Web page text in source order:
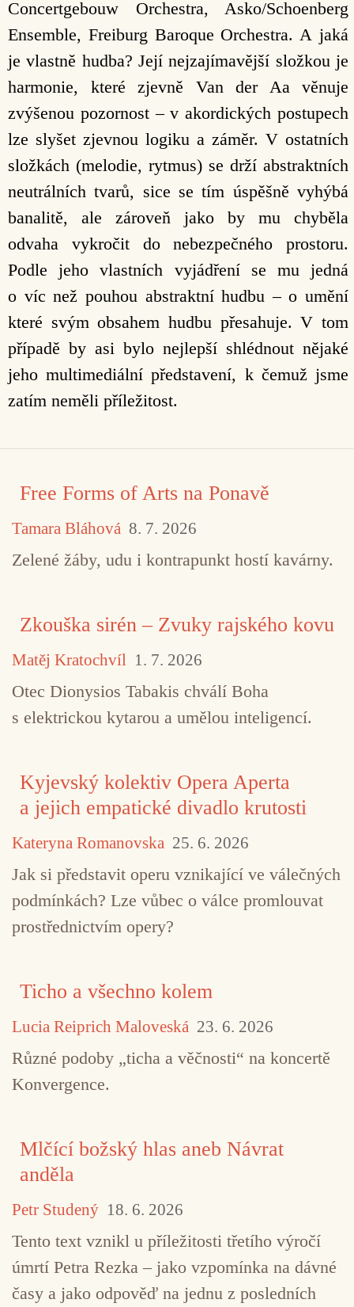
Concertgebouw Orchestra, Asko/Schoenberg
Ensemble, Freiburg Baroque Orchestra. A jaká
je vlastně hudba? Její nejzajímavější složkou je
harmonie, které zjevně Van der Aa věnuje
zvýšenou pozornost – v akordických postupech
lze slyšet zjevnou logiku a záměr. V ostatních
složkách (melodie, rytmus) se drží abstraktních
neutrálních tvarů, sice se tím úspěšně vyhýbá
banalitě, ale zároveň jako by mu chyběla
odvaha vykročit do nebezpečného prostoru.
Podle jeho vlastních vyjádření se mu jedná
o víc než pouhou abstraktní hudbu – o umění
které svým obsahem hudbu přesahuje. V tom
případě by asi bylo nejlepší shlédnout nějaké
jeho multimediální představení, k čemuž jsme
zatím neměli příležitost.
Free Forms of Arts na Ponavě
Tamara Bláhová 8. 7. 2026
Zelené žáby, udu i kontrapunkt hostí kavárny.
Zkouška sirén – Zvuky rajského kovu
Matěj Kratochvíl 1. 7. 2026
Otec Dionysios Tabakis chválí Boha
s elektrickou kytarou a umělou inteligencí.
Kyjevský kolektiv Opera Aperta
a jejich empatické divadlo krutosti
Kateryna Romanovska 25. 6. 2026
Jak si představit operu vznikající ve válečných
podmínkách? Lze vůbec o válce promlouvat
prostřednictvím opery?
Ticho a všechno kolem
Lucia Reiprich Maloveská 23. 6. 2026
Různé podoby „ticha a věčnosti“ na koncertě
Konvergence.
Mlčící božský hlas aneb Návrat
anděla
Petr Studený 18. 6. 2026
Tento text vznikl u příležitosti třetího výročí
úmrtí Petra Rezka – jako vzpomínka na dávné
časy a jako odpověď na jednu z posledních